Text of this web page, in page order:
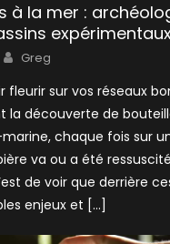
à la mer :
Author
Greg
fleurir sur vos réseaux
la découverte de
chaque fois sur
va ou a été
de voir que derrière
enjeux et […]